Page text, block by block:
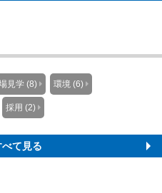
見学 (8) 環境 (6)
採用 (2)
て見る